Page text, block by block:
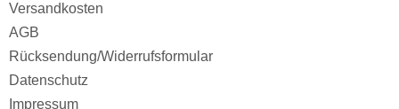
Versandkosten
AGB
Rücksendung/Widerrufsformular
Datenschutz
Impressum